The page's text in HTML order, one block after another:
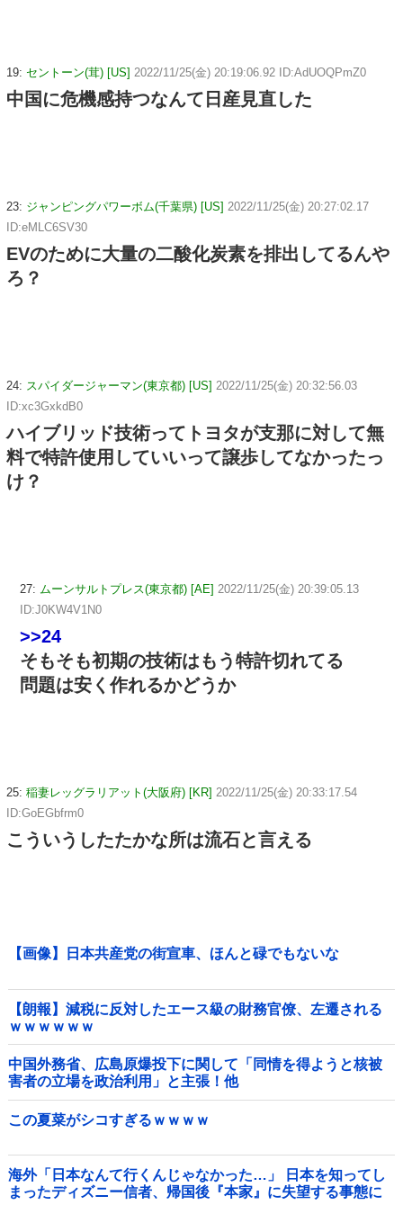
19: セントーン(茸) [US] 2022/11/25(金) 20:19:06.92 ID:AdUOQPmZ0
中国に危機感持つなんて日産見直した
23: ジャンピングパワーボム(千葉県) [US] 2022/11/25(金) 20:27:02.17
ID:eMLC6SV30
EVのために大量の二酸化炭素を排出してるんや
ろ？
24: スパイダージャーマン(東京都) [US] 2022/11/25(金) 20:32:56.03
ID:xc3GxkdB0
ハイブリッド技術ってトヨタが支那に対して無
料で特許使用していいって譲歩してなかったっ
け？
27: ムーンサルトプレス(東京都) [AE] 2022/11/25(金) 20:39:05.13
ID:J0KW4V1N0
>>24
そもそも初期の技術はもう特許切れてる
問題は安く作れるかどうか
25: 稲妻レッグラリアット(大阪府) [KR] 2022/11/25(金) 20:33:17.54
ID:GoEGbfrm0
こういうしたたかな所は流石と言える
【画像】日本共産党の街宣車、ほんと碌でもないな
【朗報】減税に反対したエース級の財務官僚、左遷される
ｗｗｗｗｗｗ
中国外務省、広島原爆投下に関して「同情を得ようと核被
害者の立場を政治利用」と主張！他
この夏菜がシコすぎるｗｗｗｗ
海外「日本なんて行くんじゃなかった…」 日本を知ってし
まったディズニー信者、帰国後『本家』に失望する事態に